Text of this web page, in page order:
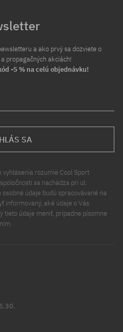
a ako prvý sa dozviete o
propagačných akciách!
-5 % na celú objednávku!
SA
vyhlásenia rozumie Cool Sport
sa nachádza pri ul.
údaje budú spracovávané na
informovaný, aké údaje o Vás
tieto údaje meniť, prípadne písomne